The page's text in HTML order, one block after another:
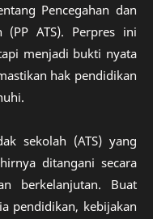
Pencegahan dan
(PP ATS). Perpres ini
menjadi bukti nyata
hak pendidikan
sekolah (ATS) yang
ditangani secara
berkelanjutan. Buat
pendidikan, kebijakan